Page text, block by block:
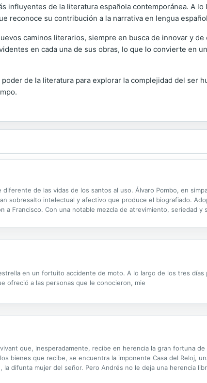
influyentes de la literatura española contemporánea. A
reconoce su contribución a la narrativa en lengua
caminos literarios, siempre en busca de innovar y
en cada una de sus obras, lo que lo convierte en
de la literatura para explorar la complejidad del ser
de las vidas de los santos al uso. Álvaro Pombo, en
sobresalto intelectual y afectivo que produce el biografiado.
a Francisco. Con una notable mezcla de atrevimiento, seriedad y
en un fortuito accidente de moto. A lo largo de los tres
ofreció a las personas que le conocieron, mie
que, inesperadamente, recibe en herencia la gran fortuna
bienes que recibe, se encuentra la imponente Casa del Reloj,
difunta mujer del señor. Pero Andrés no le deja una herencia